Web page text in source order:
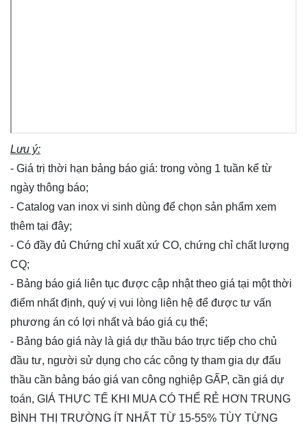
Lưu ý:
- Giá trị thời hạn bảng báo giá: trong vòng 1 tuần kể từ
ngày thông báo;
- Catalog van inox vi sinh dùng để chọn sản phẩm xem
thêm tại đây;
- Có đầy đủ Chứng chỉ xuất xứ CO, chứng chỉ chất lượng
CQ;
- Bảng báo giá liên tục được cập nhật theo giá tại một thời
điểm nhất định, quý vị vui lòng liên hệ để được tư vấn
phương án có lợi nhất và báo giá cụ thể;
- Bảng báo giá này là giá dự thầu báo trực tiếp cho chủ
đầu tư, người sử dụng cho các công ty tham gia dự đấu
thầu cần bảng báo giá van công nghiệp GẤP, cần giá dự
toán, GIÁ THỰC TẾ KHI MUA CÓ THỂ RẺ HƠN TRUNG
BÌNH THỊ TRƯỜNG ÍT NHẤT TỪ 15-55% TÙY TỪNG